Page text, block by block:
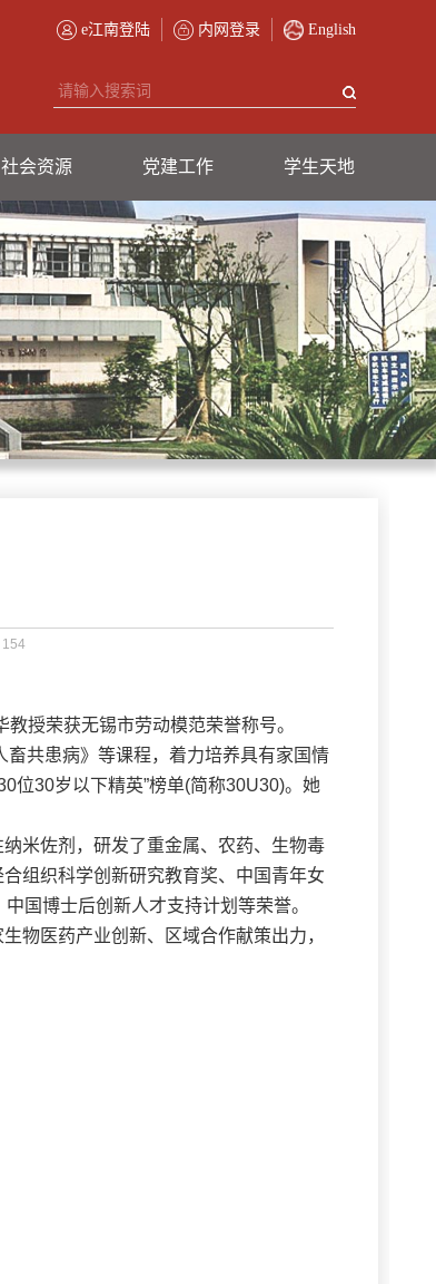
e江南登陆 内网登录 English
社会资源 党建工作 学生天地
154
授荣获无锡市劳动模范荣誉称号。
共患病》等课程，着力培养具有家国情
位30岁以下精英”榜单(简称30U30)。她
米佐剂，研发了重金属、农药、生物毒
组织科学创新研究教育奖、中国青年女
国博士后创新人才支持计划等荣誉。
物医药产业创新、区域合作献策出力，